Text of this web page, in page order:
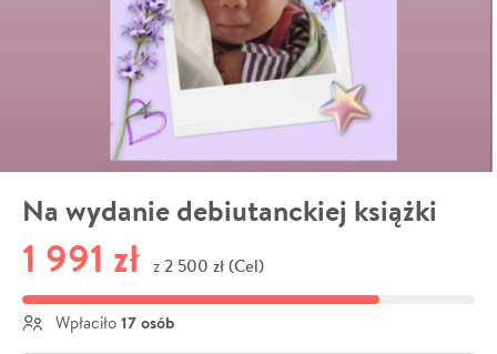
Na wydanie debiutanckiej książki
1 991 zł z 2 500 zł (Cel)
Wpłaciło 17 osób